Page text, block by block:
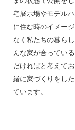
宅展示場やモデル
に住む時のイメー
なく私たちの暮ら
んな家が合ってい
だければと考えて
緒に家づくりをし
ています。